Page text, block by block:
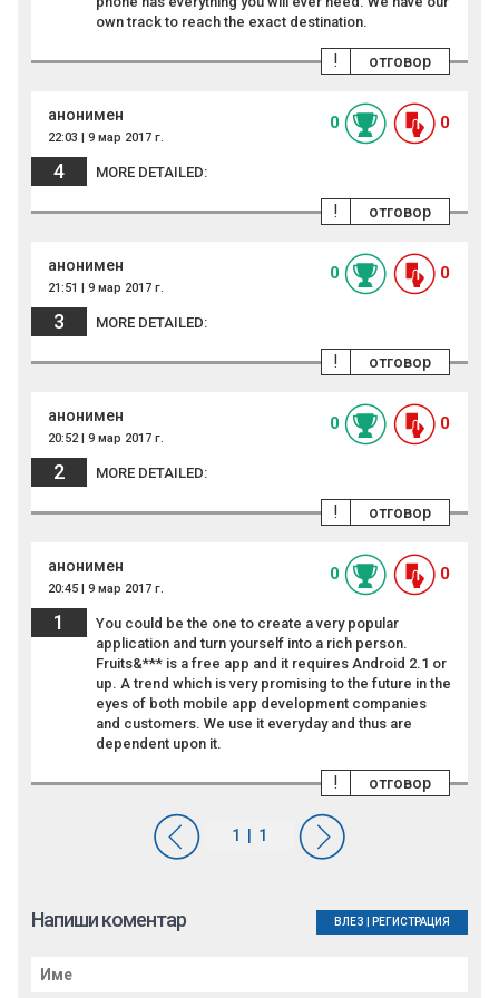
own track to reach the exact destination.
отговор
!
анонимен
22:03 | 9 мар 2017 г.
0 0
4 MORE DETAILED:
отговор
!
анонимен
21:51 | 9 мар 2017 г.
0 0
3 MORE DETAILED:
отговор
!
анонимен
20:52 | 9 мар 2017 г.
0 0
2 MORE DETAILED:
отговор
!
анонимен
20:45 | 9 мар 2017 г.
0 0
1
You could be the one to create a very popular
application and turn yourself into a rich person.
Fruits&*** is a free app and it requires Android 2.1 or
up. A trend which is very promising to the future in the
eyes of both mobile app development companies
and customers. We use it everyday and thus are
dependent upon it.
отговор
!
Напиши коментар ВЛЕЗ РЕГИСТРАЦИЯ